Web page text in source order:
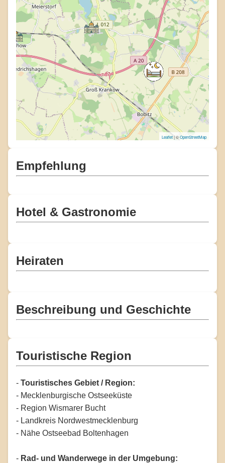
Leaflet| ©OpenStreetMap
Empfehlung
Hotel & Gastronomie
Heiraten
Beschreibung und Geschichte
Touristische Region
- Touristisches Gebiet / Region:
- Mecklenburgische Ostseeküste
- Region Wismarer Bucht
- Landkreis Nordwestmecklenburg
- Nähe Ostseebad Boltenhagen
- Rad- und Wanderwege in der Umgebung: